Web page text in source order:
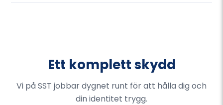
Ett komplett skydd
Vi på SST jobbar dygnet runt för att hålla dig och
din identitet trygg.